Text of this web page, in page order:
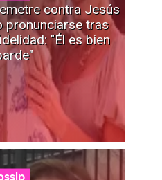
contra Jesús
pronunciarse tras
"Él es bien